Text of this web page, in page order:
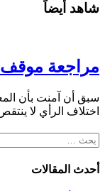
شاهد أيضاً
مراجعة
سبق أن آمنت بأن
اختلاف الرأي لا
البحث
أحدث المقالات